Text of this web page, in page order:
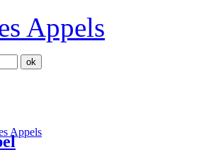
Appels
Appels